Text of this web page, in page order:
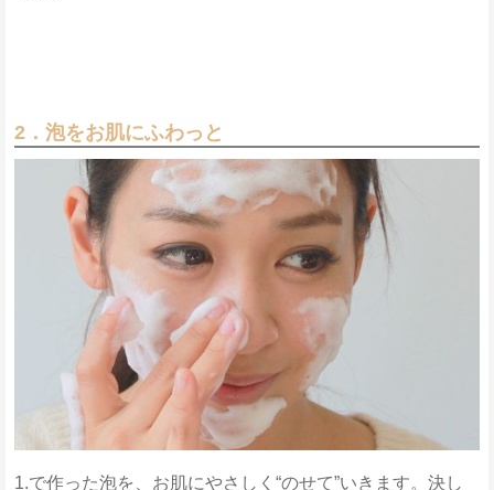
2．泡をお肌にふわっと
1.で作った泡を、お肌にやさしく“のせて”いきます。決し